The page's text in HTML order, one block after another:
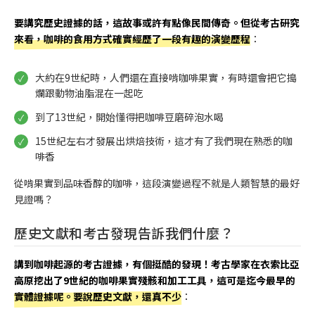
要講究歷史證據的話，這故事或許有點像民間傳奇。但從考古研究
來看，咖啡的食用方式確實經歷了一段有趣的演變歷程 ：
大約在9世紀時，人們還在直接啃咖啡果實，有時還會把它搗
爛跟動物油脂混在一起吃
到了13世紀，開始懂得把咖啡豆磨碎泡水喝
15世紀左右才發展出烘焙技術，這才有了我們現在熟悉的咖
啡香
從啃果實到品味香醇的咖啡，這段演變過程不就是人類智慧的最好
見證嗎？
歷史文獻和考古發現告訴我們什麼？
講到咖啡起源的考古證據，有個挺酷的發現！考古學家在衣索比亞
高原挖出了9世紀的咖啡果實殘骸和加工工具，這可是迄今最早的
實體證據呢。要說歷史文獻，還真不少 ：